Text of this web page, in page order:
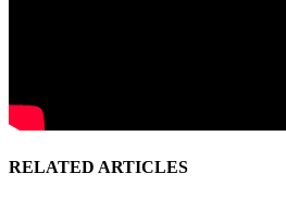
RELATED ARTICLES